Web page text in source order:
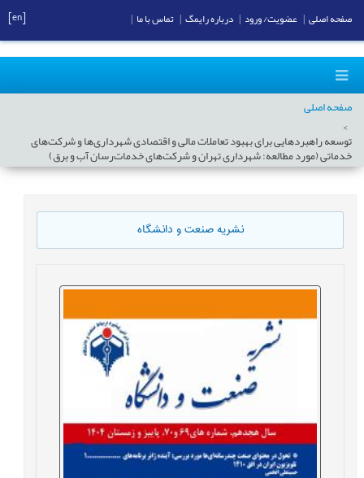
صفحه اصلی
توسعه راهبردهایی برای بهبود تعاملات مالی و اقتصادی شهرداری‌ها و شرکت‌های
خدماتی (مورد مطالعه: شهرداری تهران و شرکت‌های خدمات‌رسان آب و برق)
نشریه صنعت و دانشگاه
صفحه اصلی عضویت/ ورود درباره رایمگ تماس با ما